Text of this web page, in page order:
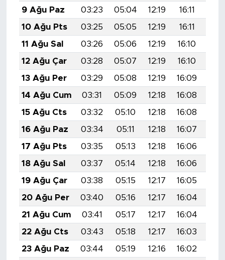
9 Ağu Paz
03:23 05:04 12:19 16:11
10 Ağu Pts
03:25 05:05 12:19 16:11
11 Ağu Sal
03:26 05:06 12:19 16:10
12 Ağu Çar
03:28 05:07 12:19 16:10
13 Ağu Per
03:29 05:08 12:19 16:09
14 Ağu Cum
03:31 05:09 12:18 16:08
15 Ağu Cts
03:32 05:10 12:18 16:08
16 Ağu Paz
03:34 05:11 12:18 16:07
17 Ağu Pts
03:35 05:13 12:18 16:06
18 Ağu Sal
03:37 05:14 12:18 16:06
19 Ağu Çar
03:38 05:15 12:17 16:05
20 Ağu Per
03:40 05:16 12:17 16:04
21 Ağu Cum
03:41 05:17 12:17 16:04
22 Ağu Cts
03:43 05:18 12:17 16:03
23 Ağu Paz
03:44 05:19 12:16 16:02